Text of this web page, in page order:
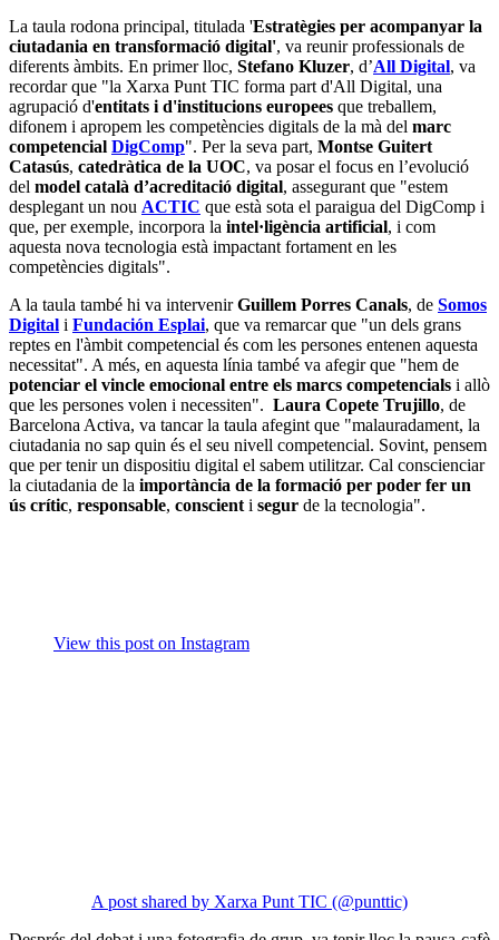
La taula rodona principal, titulada 'Estratègies per acompanyar la
ciutadania en transformació digital', va reunir professionals de
diferents àmbits. En primer lloc, Stefano Kluzer, d’All Digital, va
recordar que "la Xarxa Punt TIC forma part d'All Digital, una
agrupació d'entitats i d'institucions europees que treballem,
difonem i apropem les competències digitals de la mà del marc
competencial DigComp". Per la seva part, Montse Guitert
Catasús, catedràtica de la UOC, va posar el focus en l’evolució
del model català d’acreditació digital, assegurant que "estem
desplegant un nou ACTIC que està sota el paraigua del DigComp i
que, per exemple, incorpora la intel·ligència artificial, i com
aquesta nova tecnologia està impactant fortament en les
competències digitals".
A la taula també hi va intervenirGuillem Porres Canals, de Somos
Digital i Fundación Esplai, que va remarcar que "un dels grans
reptes en l'àmbit competencial és com les persones entenen aquesta
necessitat". A més, en aquesta línia també va afegir que "hem de
potenciar el vincle emocional entre els marcs competencials i allò
que les persones volen i necessiten". Laura Copete Trujillo, de
Barcelona Activa, va tancar la taula afegint que "malauradament, la
ciutadania no sap quin és el seu nivell competencial. Sovint, pensem
que per tenir un dispositiu digital el sabem utilitzar. Cal conscienciar
la ciutadania de la importància de la formació per poder fer un
ús crític, responsable, conscienti segur de la tecnologia".
View this post on Instagram
A post shared by Xarxa Punt TIC (@punttic)